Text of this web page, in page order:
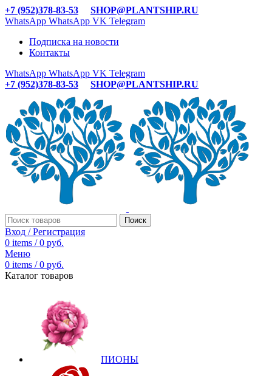
+7 (952)378-83-53
SHOP@PLANTSHIP.RU
WhatsApp WhatsApp VK Telegram
Подписка на новости
Контакты
WhatsApp WhatsApp VK Telegram
+7 (952)378-83-53
SHOP@PLANTSHIP.RU
Поиск
Вход / Регистрация
0 items / 0 руб.
Меню
0 items / 0 руб.
Каталог товаров
ПИОНЫ